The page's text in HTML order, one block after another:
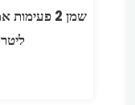
ליטר